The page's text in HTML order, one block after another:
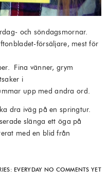
och söndagsmornar.
försäljare, mest för
Fina vänner, grym
i
upp med andra ord.
dra iväg på en springtur.
slänga ett öga på
med en blid från
EVERYDAY NO COMMENTS YET